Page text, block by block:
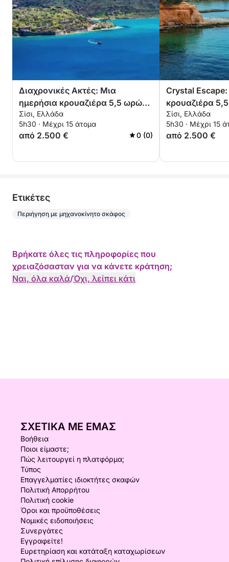
Διαχρονικές Ακτές: Μια
ημερήσια κρουαζιέρα 5,5 ωρών
στην Πλάκα και την Ελούντα
Σίσι, Ελλάδα
5h30 · Μέχρι 15 άτομα
από 2.500 € 0 (0)
Crystal
κρουαζιέρα
παραλία
Σίσι, Ελλάδα
5h30 · Μέχρι 15
από 2.500 €
Eτικέτες
Περιήγηση με μηχανοκίνητο σκάφος
Βρήκατε όλες τις πληροφορίες που
χρειαζόσασταν για να κάνετε κράτηση;
Ναι, όλα καλά/Όχι, λείπει κάτι
ΣΧΕΤΙΚΆ ΜΕ ΕΜΆΣ
Βοήθεια
Ποιοι είμαστε;
Πώς λειτουργεί η πλατφόρμα;
Τύπος
Επαγγελματίες ιδιοκτήτες σκαφών
Πολιτική Απορρήτου
Πολιτική cookie
Όροι και προϋποθέσεις
Νομικές ειδοποιήσεις
Συνεργάτες
Εγγραφείτε!
Ευρετηρίαση και κατάταξη καταχωρίσεων